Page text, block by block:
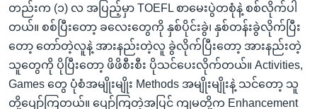
တည်းက (၁) လ အပြည့်မှာ TOEFL စာမေးပွဲတစုံနဲ့ စစ်လိုက်ပါ
တယ်။ စစ်ပြီးတော့ ခလေးတွေကို နှစ်ပိုင်းခွဲ၊ နှစ်တန်းခွဲလိုက်ပြီး
တော့ တော်တဲ့လူနဲ့ အားနည်းတဲ့လူ ခွဲလိုက်ပြီးတော့ အားနည်းတဲ့
သူတွေကို ပိုပြီးတော့ ဖိဖိစီးစီး ပိုသင်ပေးလိုက်တယ်။ Activities,
Games တွေ ပုံစံအမျိုးမျိုး Methods အမျိုးမျိုးနဲ့ သင်တော့ သူ
တို့ပျော်ကြတယ်။ ပျော်ကြတဲ့အပြင် ကျမတို့က Enhancement